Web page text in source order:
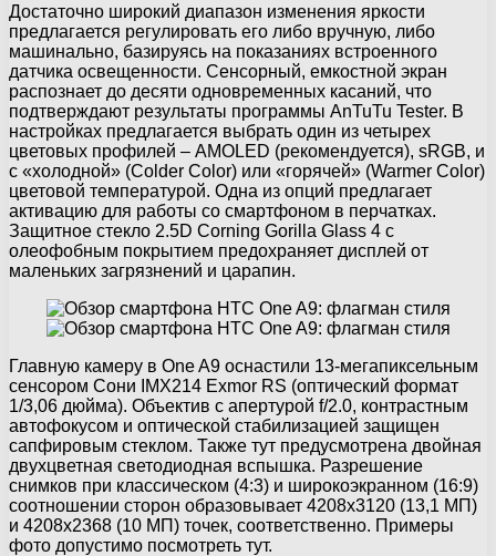
Достаточно широкий диапазон изменения яркости
предлагается регулировать его либо вручную, либо
машинально, базируясь на показаниях встроенного
датчика освещенности. Сенсорный, емкостной экран
распознает до десяти одновременных касаний, что
подтверждают результаты программы AnTuTu Tester. В
настройках предлагается выбрать один из четырех
цветовых профилей – AMOLED (рекомендуется), sRGB, и
с «холодной» (Colder Color) или «горячей» (Warmer Color)
цветовой температурой. Одна из опций предлагает
активацию для работы со смартфоном в перчатках.
Защитное стекло 2.5D Corning Gorilla Glass 4 с
олеофобным покрытием предохраняет дисплей от
маленьких загрязнений и царапин.
Главную камеру в One A9 оснастили 13-мегапиксельным
сенсором Сони IMX214 Exmor RS (оптический формат
1/3,06 дюйма). Объектив с апертурой f/2.0, контрастным
автофокусом и оптической стабилизацией защищен
сапфировым стеклом. Также тут предусмотрена двойная
двухцветная светодиодная вспышка. Разрешение
снимков при классическом (4:3) и широкоэкранном (16:9)
соотношении сторон образовывает 4208х3120 (13,1 МП)
и 4208х2368 (10 МП) точек, соответственно. Примеры
фото допустимо посмотреть тут.